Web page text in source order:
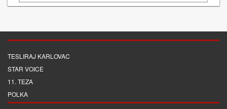
TESLIRAJ KARLOVAC
STAR VOICE
11. TEZA
POLKA